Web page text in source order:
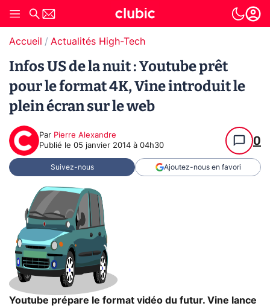
Accueil Actualités High-Tech
Infos US de la nuit : Youtube prêt
pour le format 4K, Vine introduit le
plein écran sur le web
Par Pierre Alexandre
Publié le 05 janvier 2014 à 04h30 0
Suivez-nous Ajoutez-nous en favori
Youtube prépare le format vidéo du futur. Vine lance